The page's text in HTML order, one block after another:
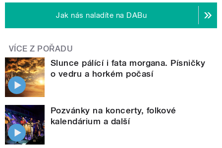
Jak nás naladíte na DABu
VÍCE Z POŘADU
Slunce pálící i fata morgana. Písničky
o vedru a horkém počasí
Pozvánky na koncerty, folkové
kalendárium a další